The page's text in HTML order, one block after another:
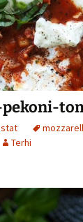
Terhi